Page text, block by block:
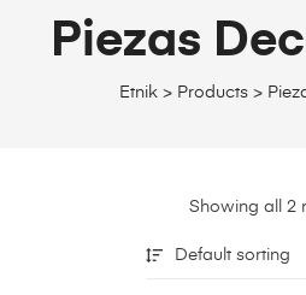
Etnik > Products >
Piezas
Showing all 2
Default sorting